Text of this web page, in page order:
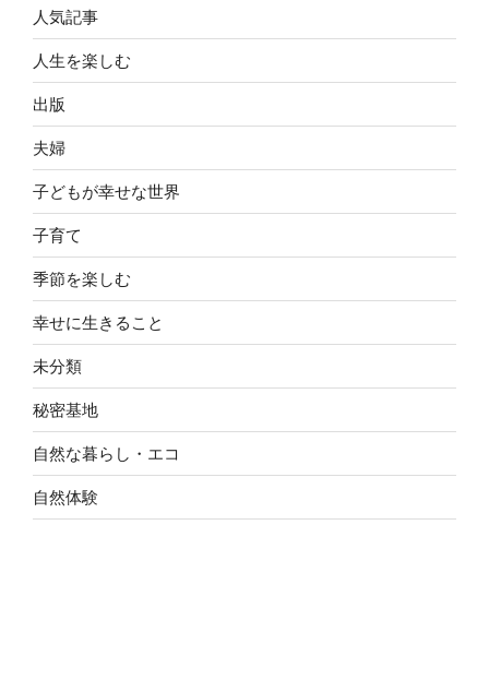
人気記事
人生を楽しむ
出版
夫婦
子どもが幸せな世界
子育て
季節を楽しむ
幸せに生きること
未分類
秘密基地
自然な暮らし・エコ
自然体験